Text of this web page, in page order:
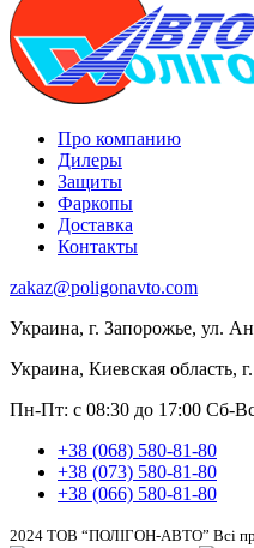
Про компанию
Дилеры
Защиты
Фаркопы
Доставка
Контакты
zakaz@poligonavto.com
Украина, г. Запорожье, ул.
Украина, Киевская область,
Пн-Пт: с 08:30 до 17:00 Сб-
+38 (068) 580-81-80
+38 (073) 580-81-80
+38 (066) 580-81-80
2024 ТОВ “ПОЛІГОН-АВТО” Всі